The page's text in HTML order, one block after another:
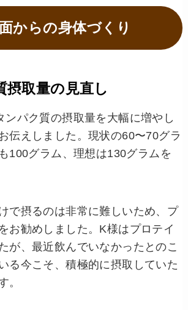
からの身体づくり
摂取量の見直し
ンパク質の摂取量を大幅に増やし
伝えしました。現状の60〜70グラ
100グラム、理想は130グラムを
で摂るのは非常に難しいため、プ
お勧めしました。K様はプロテイ
が、最近飲んでいなかったとのこ
る今こそ、積極的に摂取していた
。